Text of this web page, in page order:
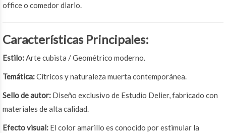
office o comedor diario.
Características Principales:
Estilo:Arte cubista / Geométrico moderno.
Temática:Cítricos y naturaleza muerta contemporánea.
Sello de autor: Diseño exclusivo de Estudio Delier, fabricado con
materiales de alta calidad.
Efecto visual: El color amarillo es conocido por estimular la